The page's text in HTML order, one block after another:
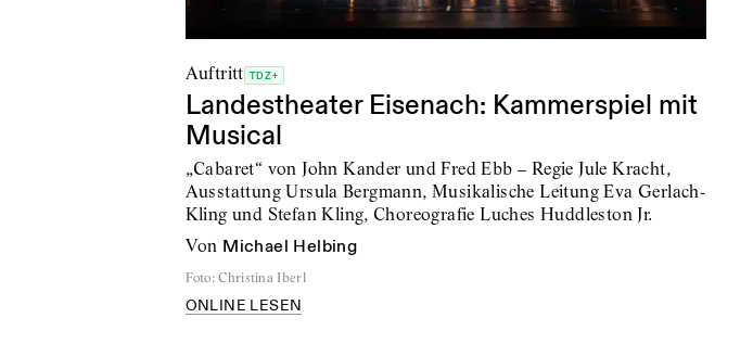
Auftritt TDZ+
Landestheater Eisenach: Kammerspiel mit
Musical
„Cabaret“ von John Kander und Fred Ebb – Regie Jule Kracht,
Ausstattung Ursula Bergmann, Musikalische Leitung Eva Gerlach-
Kling und Stefan Kling, Choreografie Luches Huddleston Jr.
von Michael Helbing
Foto: Christina Iberl
ONLINE LESEN